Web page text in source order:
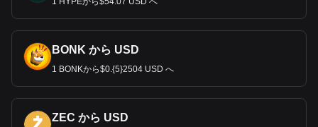
BONK から USD
1 BONKから$0.{5}2504 USD へ
ZEC から USD